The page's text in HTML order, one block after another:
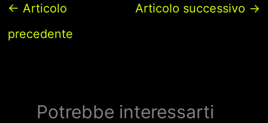
← Articolo
precedente
Articolo successivo →
Potrebbe interessarti